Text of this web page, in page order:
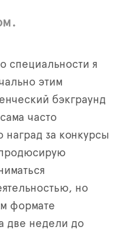
специальности я
этим
бэкграунд
часто
наград за конкурсы
продюсирую
но
формате
две недели до